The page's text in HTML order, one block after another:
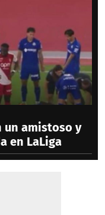
un amistoso y
en LaLiga